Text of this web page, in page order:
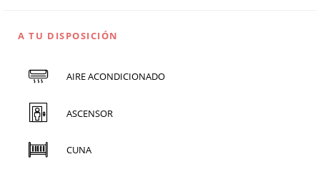
A TU DISPOSICIÓN
AIRE ACONDICIONADO
ASCENSOR
CUNA